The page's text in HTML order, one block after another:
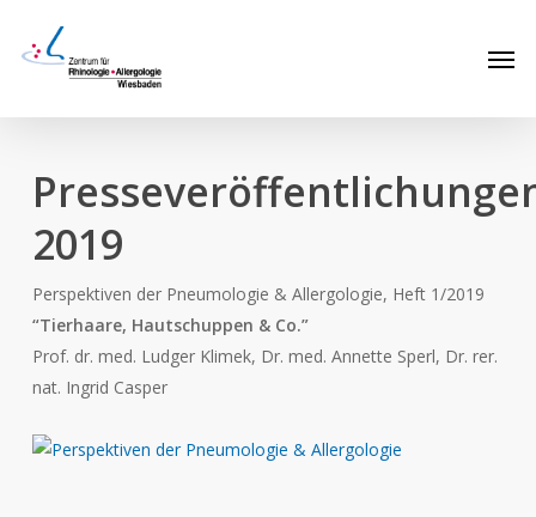
2019
Perspektiven der Pneumologie & Allergologie, Heft 1/2019
“Tierhaare, Hautschuppen & Co.”
Prof. dr. med. Ludger Klimek, Dr. med. Annette Sperl, Dr. rer.
nat. Ingrid Casper